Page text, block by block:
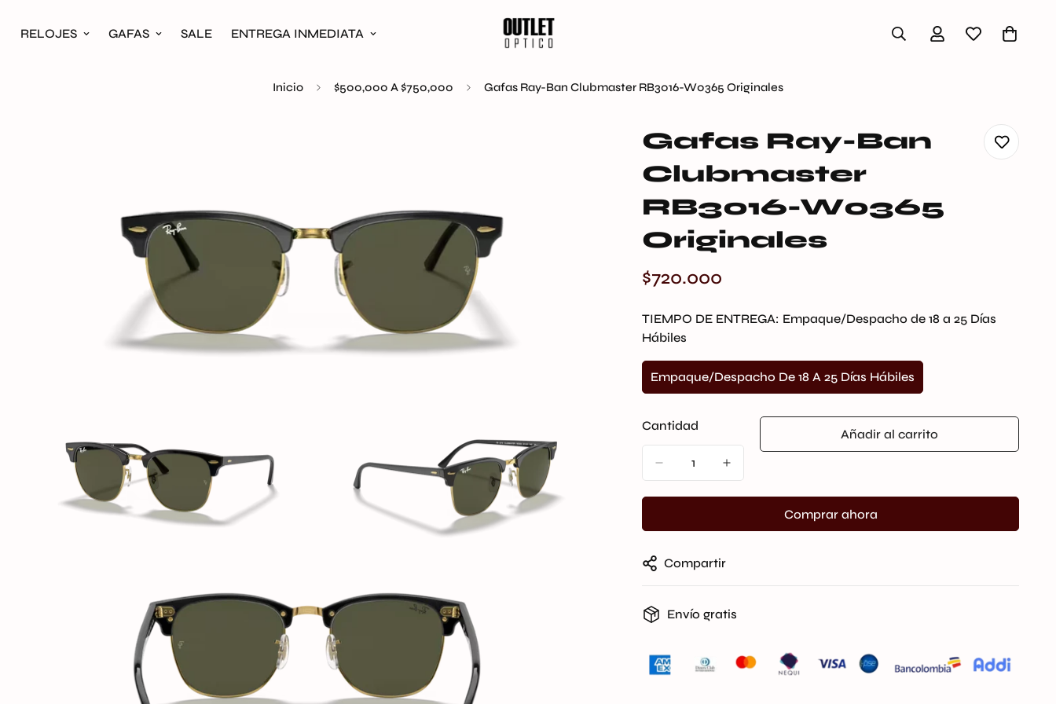
RELOJES GAFAS SALE ENTREGA INMEDIATA
Inicio $500,000 A $750,000 Gafas Ray-Ban Clubmaster RB3016-W0365 Originales
Gafas Ray-Ban
Clubmaster
RB3016-W0365
Originales
Precio
$720.000
TIEMPO DE ENTREGA: Empaque/Despacho de 18 a 25 Días
Hábiles
Empaque/Despacho De 18 A 25 Días Hábiles
Variante
O
Cantidad
Añadir al carrito
Comprar ahora
Compartir
Envío gratis